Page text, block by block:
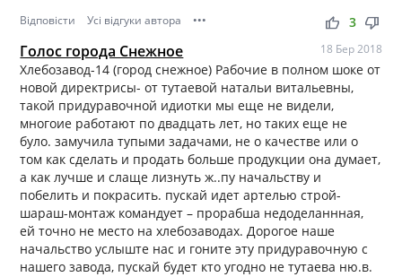
Відповісти Усі відгуки автора ••• thumb_up thumb_down
3
Голос города Снежное 18 Бер 2018
Хлебозавод-14 (город снежное) Рабочие в полном шоке от
новой директрисы- от тутаевой натальи витальевны,
такой придуравочной идиотки мы еще не видели,
многоие работают по двадцать лет, но таких еще не
було. замучила тупыми задачами, не о качестве или о
том как сделать и продать больше продукции она думает,
а как лучше и слаще лизнуть ж..пу начальству и
побелить и покрасить. пускай идет артелью строй-
шараш-монтаж командует – прорабша недоделаннная,
ей точно не место на хлебозаводах. Дорогое наше
начальство услыште нас и гоните эту придуравочную с
нашего завода, пускай будет кто угодно не тутаева ню.в.